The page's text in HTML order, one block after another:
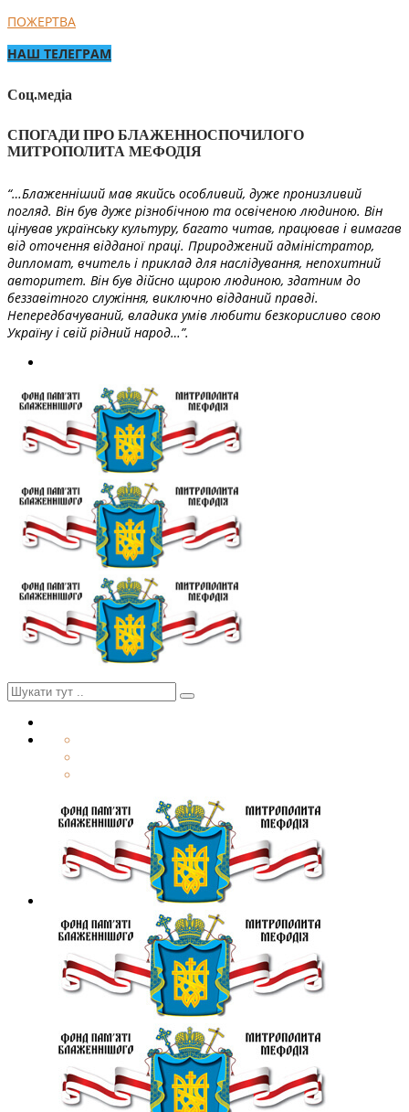
ПОЖЕРТВА
НАШ ТЕЛЕГРАМ
Соц.медіа
СПОГАДИ ПРО БЛАЖЕННОСПОЧИЛОГО
МИТРОПОЛИТА МЕФОДІЯ
“…Блаженніший мав якийсь особливий, дуже пронизливий
погляд. Він був дуже різнобічною та освіченою людиною. Він
цінував українську культуру, багато читав, працював і вимагав
від оточення відданої праці. Природжений адміністратор,
дипломат, вчитель і приклад для наслідування, непохитний
авторитет. Він був дійсно щирою людиною, здатним до
беззавітного служіння, виключно відданий правді.
Непередбачуваний, владика умів любити безкорисливо свою
Україну і свій рідний народ…”.